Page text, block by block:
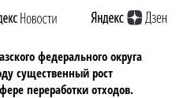
федерального округа
существенный рост
переработки отходов.